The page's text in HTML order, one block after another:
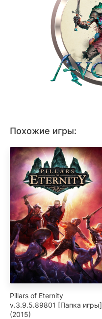
Похожие игры:
Pillars of Eternity
v.3.9.5.89801 [Папка игры]
(2015)